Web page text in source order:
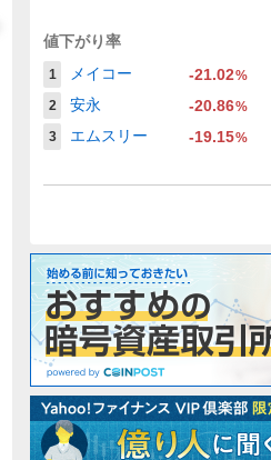
値下がり率
1 メイコー -21.02%
2
安永 -20.86%
3
エムスリー -19.15%